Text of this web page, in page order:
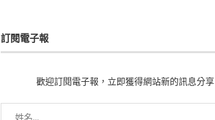
訂閱電子報
歡迎訂閱電子報，立即獲得網站新的訊息分享